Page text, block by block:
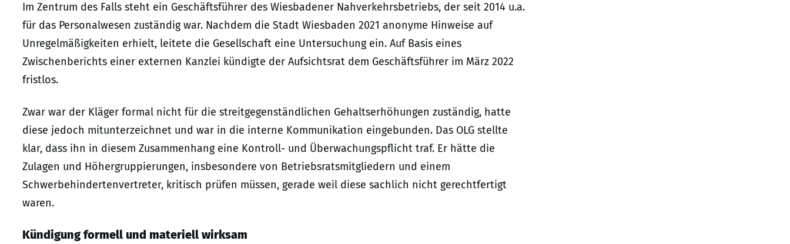
Im Zentrum des Falls steht ein Geschäftsführer des Wiesbadener Nahverkehrsbetriebs, der seit 2014 u.a.
für das Personalwesen zuständig war. Nachdem die Stadt Wiesbaden 2021 anonyme Hinweise auf
Unregelmäßigkeiten erhielt, leitete die Gesellschaft eine Untersuchung ein. Auf Basis eines
Zwischenberichts einer externen Kanzlei kündigte der Aufsichtsrat dem Geschäftsführer im März 2022
fristlos.
Zwar war der Kläger formal nicht für die streitgegenständlichen Gehaltserhöhungen zuständig, hatte
diese jedoch mitunterzeichnet und war in die interne Kommunikation eingebunden. Das OLG stellte
klar, dass ihn in diesem Zusammenhang eine Kontroll- und Überwachungspflicht traf. Er hätte die
Zulagen und Höhergruppierungen, insbesondere von Betriebsratsmitgliedern und einem
Schwerbehindertenvertreter, kritisch prüfen müssen, gerade weil diese sachlich nicht gerechtfertigt
waren.
Kündigung formell und materiell wirksam